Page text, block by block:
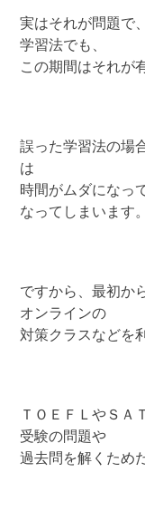
実はそれが問題で
学習法でも、
この期間はそれが
誤った学習法の場
は
時間がムダになっ
なってしまいます。
ですから、最初か
オンラインの
対策クラスなどを
ＴＯＥＦＬやＳＡ
受験の問題や
過去問を解くため